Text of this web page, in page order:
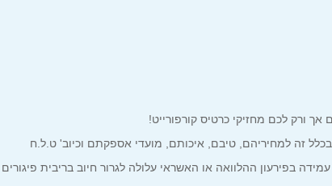
זה למחיריהם, טיבם, איכותם, מועדי אספקתם וכיוב' ט.ל.ח
בפירעון ההלוואה או האשראי עלולה לגרור חיוב בריבית פיגורים